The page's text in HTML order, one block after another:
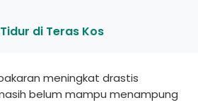
di Teras Kos
meningkat drastis
belum mampu menampung